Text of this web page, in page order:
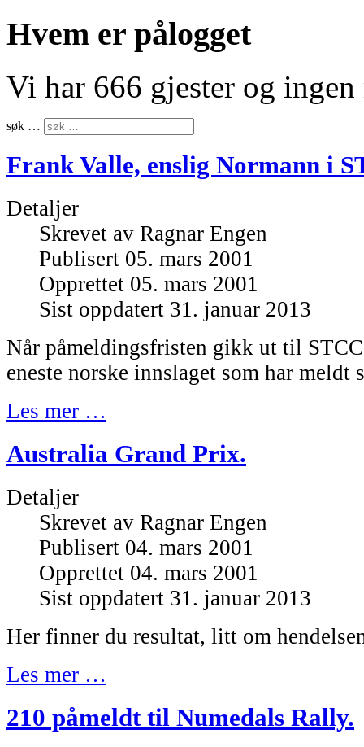
Hvem er pålogget
Vi har 666 gjester og ingen
søk …
Frank Valle, enslig Normann i
Detaljer
Skrevet av Ragnar Engen
Publisert 05. mars 2001
Opprettet 05. mars 2001
Sist oppdatert 31. januar 2013
Når påmeldingsfristen gikk ut til
eneste norske innslaget som har meldt
Les mer …
Australia Grand Prix.
Detaljer
Skrevet av Ragnar Engen
Publisert 04. mars 2001
Opprettet 04. mars 2001
Sist oppdatert 31. januar 2013
Her finner du resultat, litt om
Les mer …
210 påmeldt til Numedals Rally.